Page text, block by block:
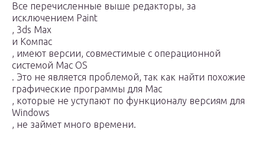
Все перечисленные выше редакторы, за
исключением Paint
, 3ds Max
и Компас
, имеют версии, совместимые с операционной
системой Mac OS
. Это не является проблемой, так как найти похожие
графические программы для Mac
, которые не уступают по функционалу версиям для
Windows
, не займет много времени.